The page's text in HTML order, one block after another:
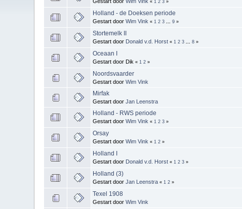
« 1 2 3 »
Holland - de Doeksen periode
Gestart doorWim Vink « 1 2 3 ...9 »
Stortemelk II
Gestart door Donald v.d. Horst « 1 2 3 ...8 »
Oceaan I
Gestart door Dik« 1 2 »
Noordsvaarder
Gestart doorWim Vink
Mirfak
Gestart doorJan Leenstra
Holland - RWS periode
Gestart doorWim Vink « 1 2 3 »
Orsay
Gestart doorWim Vink « 1 2 »
Holland I
Gestart door Donald v.d. Horst « 1 2 3 »
Holland (3)
Gestart doorJan Leenstra « 1 2 »
Texel 1908
Gestart doorWim Vink